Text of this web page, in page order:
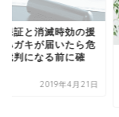
債権回収｜差し押さ
無いのか？